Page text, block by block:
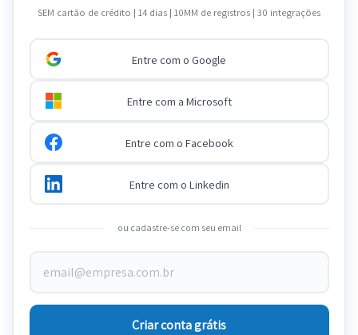
SEM cartão de crédito | 14 dias | 10MM de registros | 30 integrações
Entre com o Google
Entre com a Microsoft
Entre com o Facebook
Entre com o Linkedin
ou cadastre-se com seu email
Criar conta grátis